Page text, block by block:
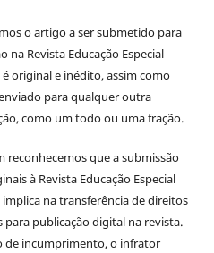
o artigo a ser submetido para
na Revista Educação Especial
é original e inédito, assim como
para qualquer outra
como um todo ou uma fração.
reconhecemos que a submissão
à Revista Educação Especial
implica na transferência de direitos
para publicação digital na revista.
de incumprimento, o infrator